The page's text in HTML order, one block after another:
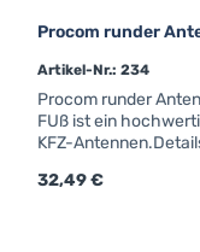
Procom runder
Artikel-Nr.: 234
Procom runder Antennenfuß
FUß ist ein
KFZ-
mit Kennzeichen "X"
Regulärer Preis:
32,49 €